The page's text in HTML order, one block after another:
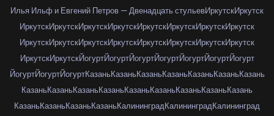
Илья Ильф и Евгений Петров — Двенадцать стульевИркутскИркутск
ИркутскИркутскИркутскИркутскИркутскИркутскИркутскИркутск
ИркутскИркутскИркутскИркутскИркутскИркутскИркутскИркутск
ИркутскИркутскЙогуртЙогуртЙогуртЙогуртЙогуртЙогуртЙогурт
ЙогуртЙогуртЙогуртКазаньКазаньКазаньКазаньКазаньКазаньКазань
КазаньКазаньКазаньКазаньКазаньКазаньКазаньКазаньКазань
КазаньКазаньКазаньКазаньКалининградКалининградКалининград